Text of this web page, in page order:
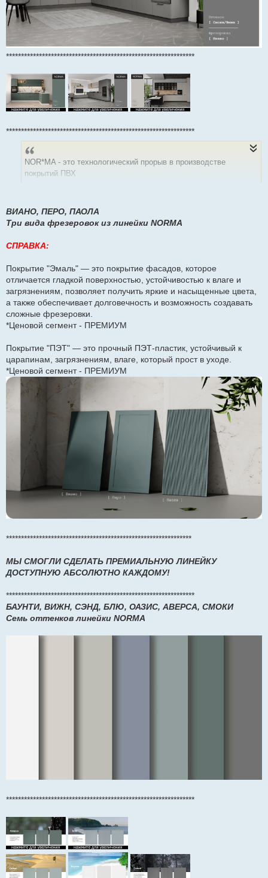
***************************************************************
***************************************************************
NOR*MA - это технологический прорыв в производстве
покрытий ПВХ
объединяют в себе гладкость "Эмали" и свойства "ПЭТ", они
выдерживают все бытовые загрязнители, но что самое
удивительное - эти фасады можно очистить ацетоном или
растворителем от самых сложных пятен, без изменения
*Ценовой сегмент - ЭКОНОМ+
ВИАНО, ПЕРО, ПАОЛА
Три вида фрезеровок из линейки NORMA
СПРАВКА:
Покрытие "Эмаль" — это покрытие фасадов, которое
отличается гладкой поверхностью, устойчивостью к влаге и
загрязнениям, позволяет получить яркие и насыщенные цвета,
а также обеспечивает долговечность и возможность создавать
сложные фрезеровки.
*Ценовой сегмент - ПРЕМИУМ
Покрытие "ПЭТ" — это прочный ПЭТ-пластик, устойчивый к
царапинам, загрязнениям, влаге, который прост в уходе.
*Ценовой сегмент - ПРЕМИУМ
**************************************************************
МЫ СМОГЛИ СДЕЛАТЬ ПРЕМИАЛЬНУЮ ЛИНЕЙКУ
ДОСТУПНУЮ АБСОЛЮТНО КАЖДОМУ!
***************************************************************
БАУНТИ, ВИЖН, СЭНД, БЛЮ, ОАЗИС, АВЕРСА, СМОКИ
Семь оттенков линейки NORMA
***************************************************************